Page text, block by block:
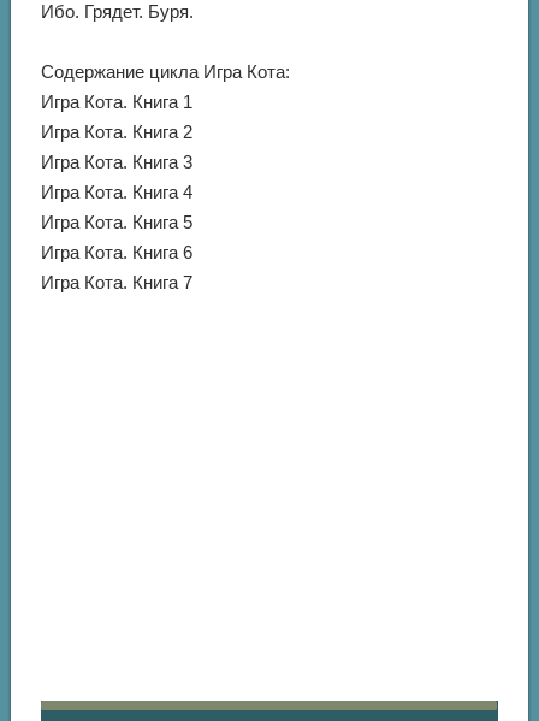
Ибо. Грядет. Буря.
Содержание цикла Игра Кота:
Игра Кота. Книга 1
Игра Кота. Книга 2
Игра Кота. Книга 3
Игра Кота. Книга 4
Игра Кота. Книга 5
Игра Кота. Книга 6
Игра Кота. Книга 7